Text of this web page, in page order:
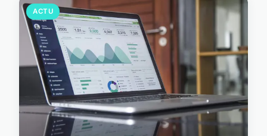
ACTU